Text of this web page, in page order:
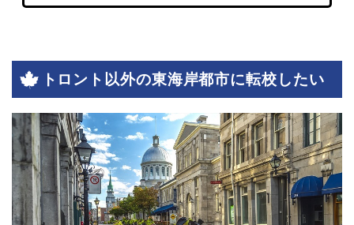
トロント以外の東海岸都市に転校したい